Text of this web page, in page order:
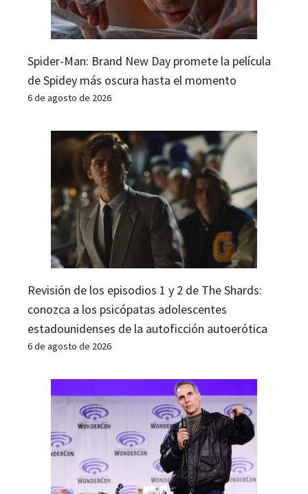
Spider-Man: Brand New Day promete la película
de Spidey más oscura hasta el momento
6 de agosto de 2026
Revisión de los episodios 1 y 2 de The Shards:
conozca a los psicópatas adolescentes
estadounidenses de la autoficción autoerótica
6 de agosto de 2026